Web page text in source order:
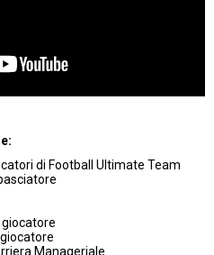
di Football Ultimate Team
Manageriale